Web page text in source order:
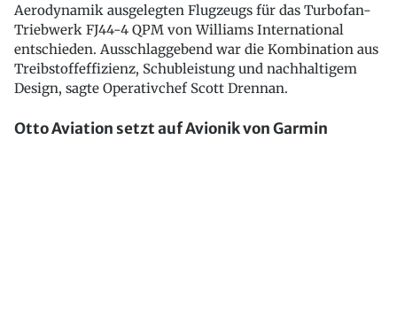
Aerodynamik ausgelegten Flugzeugs für das Turbofan-
Triebwerk FJ44-4 QPM von Williams International
entschieden. Ausschlaggebend war die Kombination aus
Treibstoffeffizienz, Schubleistung und nachhaltigem
Design, sagte Operativchef Scott Drennan.
Otto Aviation setzt auf Avionik von Garmin